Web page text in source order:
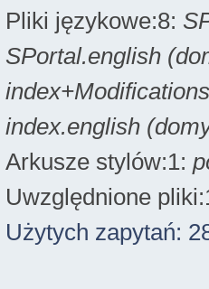
Pliki językowe:8:
SPortal.english
index.english
Arkusze stylów:1:
Uwzględnione
Użytych zapytań: